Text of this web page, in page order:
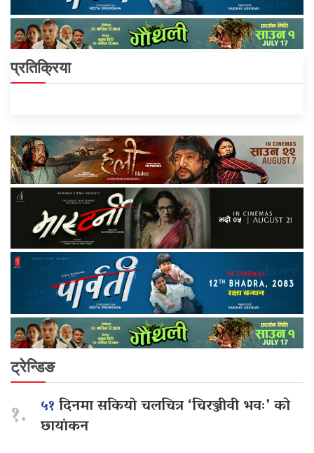
प्रतिक्रिया
ट्रेन्डिङ
१. ५१दिनमा सकियो चलचित्र ‘चिरञ्जीवी भवः’ को
छायांकन